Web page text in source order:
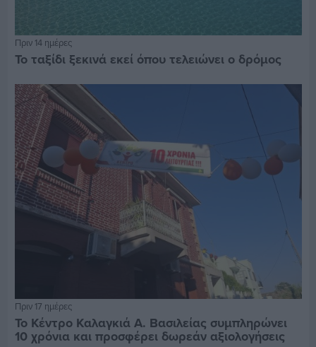
Πριν 14 ημέρες
Το ταξίδι ξεκινά εκεί όπου τελειώνει ο δρόμος
Πριν 17 ημέρες
Το Κέντρο Καλαγκιά Α. Βασιλείας συμπληρώνει
10 χρόνια και προσφέρει δωρεάν αξιολογήσεις